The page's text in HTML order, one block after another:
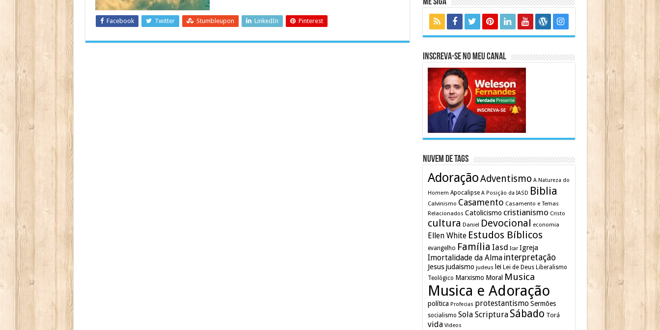
Facebook Twitter Stumbleupon LinkedIn Pinterest
Me Siga
Inscreva-se no meu canal
Nuvem de Tags
AdoraçãoAdventismo A Natureza do
Homem Apocalipse A Posição da IASD Biblia
Calvinismo Casamento Casamento e Temas
Relacionados Catolicismo cristianismo Cristo
cultura Daniel Devocional economia
Ellen White Estudos Bíblicos
evangelho Família Iasd Icar Igreja
Imortalidade da Alma interpretação
Jesus judaismo judeus lei Lei de Deus Liberalismo
Teológico Marxismo Moral Musica
Musica e Adoração
política Profecias protestantismo Sermões
socialismo Sola Scriptura Sábado Torá
vida Videos